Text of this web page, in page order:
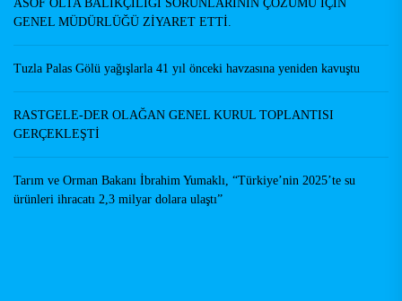
ASOF OLTA BALIKÇILIĞI SORUNLARININ ÇÖZÜMÜ İÇİN
GENEL MÜDÜRLÜĞÜ ZİYARET ETTİ.
Tuzla Palas Gölü yağışlarla 41 yıl önceki havzasına yeniden kavuştu
RASTGELE-DER OLAĞAN GENEL KURUL TOPLANTISI
GERÇEKLEŞTİ
Tarım ve Orman Bakanı İbrahim Yumaklı, “Türkiye’nin 2025’te su
ürünleri ihracatı 2,3 milyar dolara ulaştı”